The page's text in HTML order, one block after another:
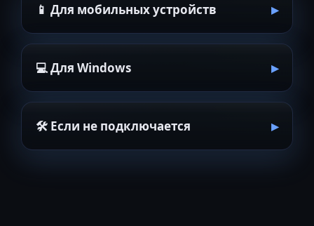
📱 Для мобильных устройств
💻 Для Windows
🛠 Если не подключается